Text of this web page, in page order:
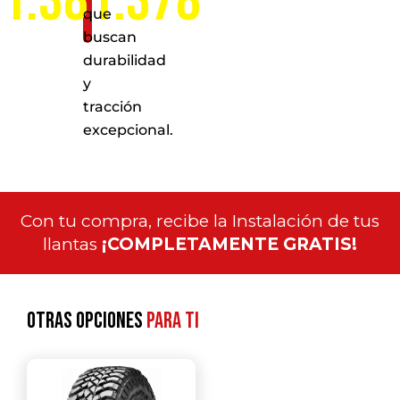
que
buscan
durabilidad
y
tracción
excepcional.
Con tu compra, recibe la Instalación de tus
llantas ¡COMPLETAMENTE GRATIS!
Otras opcionespara ti